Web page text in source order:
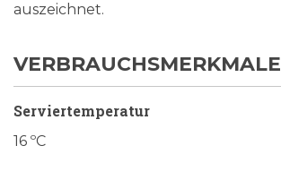
auszeichnet.
VERBRAUCHSMERKMALE
Serviertemperatur
16 ºC